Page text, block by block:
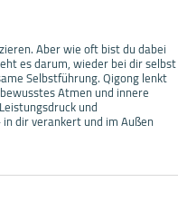
Aber wie oft bist du dabei
es darum, wieder bei dir selbst
Selbstführung. Qigong lenkt
Atmen und innere
und
dir verankert und im Außen